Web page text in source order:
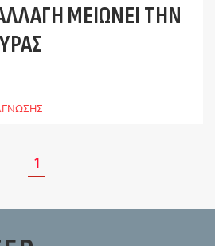
ΜΕΙΏΝΕΙ ΤΗΝ
1